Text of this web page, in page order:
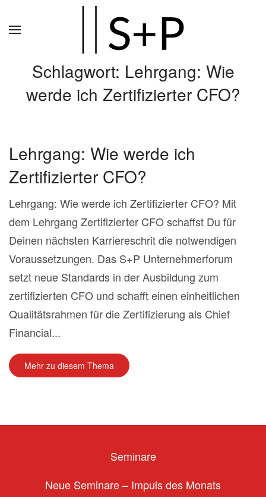
Schlagwort: Lehrgang: Wie
werde ich Zertifizierter CFO?
Lehrgang: Wie werde ich
Zertifizierter CFO?
Lehrgang: Wie werde ich Zertifizierter CFO? Mit
dem Lehrgang Zertifizierter CFO schaffst Du für
Deinen nächsten Karriereschrit die notwendigen
Voraussetzungen. Das S+P Unternehmerforum
setzt neue Standards in der Ausbildung zum
zertifizierten CFO und schafft einen einheitlichen
Qualitätsrahmen für die Zertifizierung als Chief
Financial...
Mehr zu diesem Thema
Seminare
Neue Seminare – Impuls des Monats